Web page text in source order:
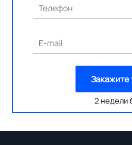
Телефон
E-mail
Закажите
2 недели